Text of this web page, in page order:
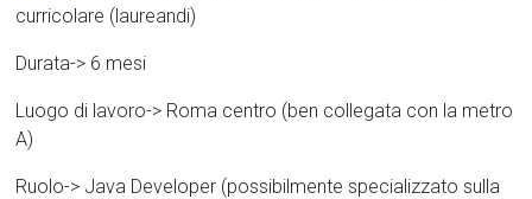
curricolare (laureandi)
Durata-> 6 mesi
Luogo di lavoro-> Roma centro (ben collegata con la metro
A)
Ruolo-> Java Developer (possibilmente specializzato sulla